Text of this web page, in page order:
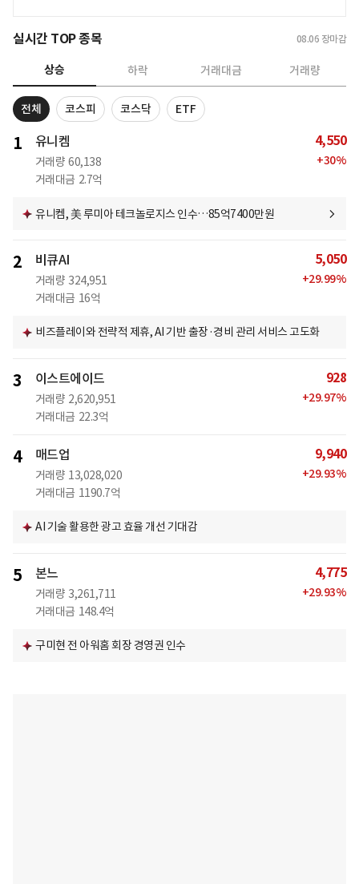
실시간 TOP 종목 08.06 장마감
상승 하락 거래대금 거래량
전체 코스피 코스닥 ETF
1 유니켐
거래량 60,138
거래대금 2.7억
4,550
+30%
유니켐, 美 루미아 테크놀로지스 인수…85억7400만원
2 비큐AI
거래량 324,951
거래대금 16억
5,050
+29.99%
비즈플레이와 전략적 제휴, AI 기반 출장·경비 관리 서비스 고도화
3 이스트에이드
거래량 2,620,951
거래대금 22.3억
928
+29.97%
4 매드업
거래량 13,028,020
거래대금 1190.7억
9,940
+29.93%
AI 기술 활용한 광고 효율 개선 기대감
5 본느
거래량 3,261,711
거래대금 148.4억
4,775
+29.93%
구미현 전 아워홈 회장 경영권 인수